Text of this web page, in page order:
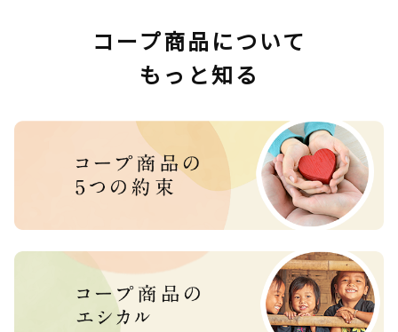
コープ商品について
もっと知る